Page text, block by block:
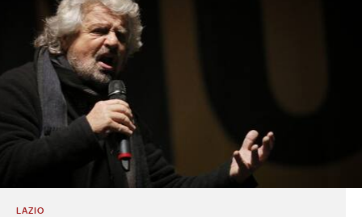
LAZIO